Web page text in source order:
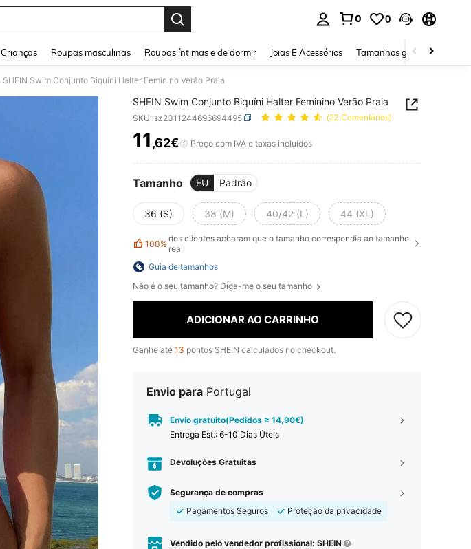
0 0
Crianças Roupas masculinas Roupas íntimas e de dormir Joias E Acessórios Tamanhos grandes
SHEIN Swim Conjunto Biquíni Halter Feminino Verão Praia
SHEIN Swim Conjunto Biquíni Halter Feminino Verão Praia
SKU: sz2311244696694495 (22 Comentários)
PRICE AND AVAILABILITY
11,62€ Preço com IVA e taxas incluídos
Tamanho EU Padrão
36 (S) 38 (M) 40/42 (L) 44 (XL)
100% dos clientes acharam que o tamanho correspondia ao tamanho
real
Guia de tamanhos
Não é o seu tamanho? Diga-me o seu tamanho
ADICIONAR AO CARRINHO
Ganhe até 13 pontos SHEIN calculados no checkout.
Envio para Portugal
Envio gratuito(Pedidos ≥ 14,90€)
Entrega Est.: 6-10 Dias Úteis
Devoluções Gratuitas
Segurança de compras
Pagamentos Seguros
Proteção da privacidade
Vendido pelo vendedor profissional: SHEIN